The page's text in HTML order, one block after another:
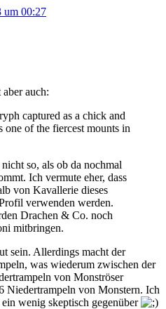
um 00:27
auch:
captured as a chick and
one of the fiercest mounts in
so, als ob da nochmal
Ich vermute eher, dass
von Kavallerie dieses
verwenden werden.
Drachen & Co. noch
mitbringen.
sein. Allerdings macht der
was wiederum zwischen der
von Monströser
Niedertrampeln von Monstern. Ich
wenig skeptisch gegenüber